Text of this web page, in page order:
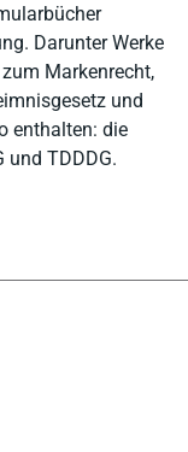
Darunter Werke
Markenrecht,
und
enthalten: die
und TDDDG.